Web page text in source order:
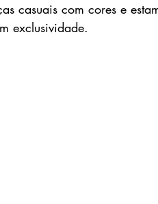
casuais com cores e
exclusividade.